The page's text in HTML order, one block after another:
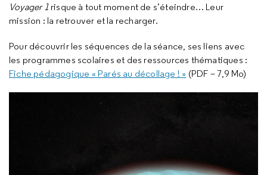
Voyager 1risque à tout moment de s’éteindre… Leur
mission : la retrouver et la recharger.
Pour découvrir les séquences de la séance, ses liens avec
les programmes scolaires et des ressources thématiques :
Fiche pédagogique « Parés au décollage ! » (PDF – 7,9 Mo)